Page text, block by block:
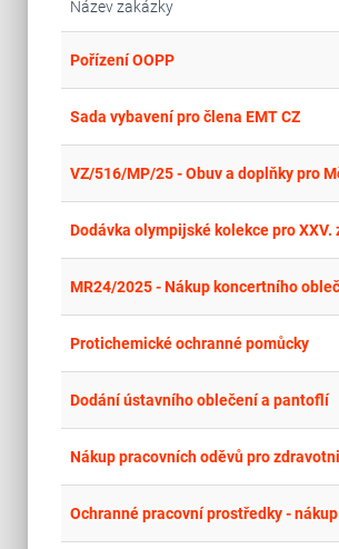
Název zakázky
Pořízení OOPP
Sada vybavení pro člena EMT CZ
Protichemické ochranné pomůcky
Dodání ústavního oblečení a pantoflí
Ochranné pracovní prostředky - nákup